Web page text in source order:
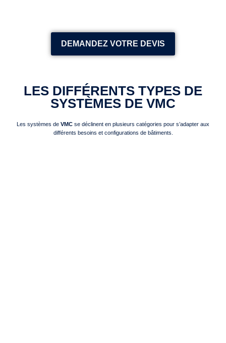
DEMANDEZ VOTRE DEVIS
LES DIFFÉRENTS TYPES DE
SYSTÈMES DE VMC
Les systèmes de VMC se déclinent en plusieurs catégories pour s’adapter aux
différents besoins et configurations de bâtiments.